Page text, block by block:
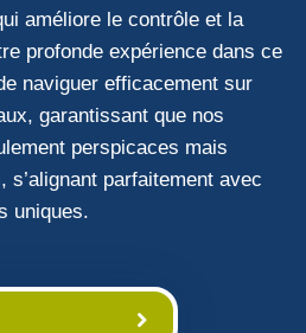
améliore le contrôle et la
profonde expérience dans ce
naviguer efficacement sur
garantissant que nos
perspicaces mais
s’alignant parfaitement avec
uniques.